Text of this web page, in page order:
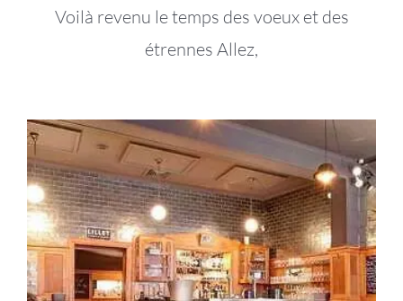
Voilà revenu le temps des voeux et des
étrennes Allez,